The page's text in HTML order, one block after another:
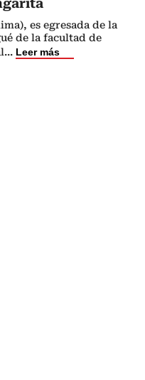
es egresada de la
de la facultad de
... Leer más